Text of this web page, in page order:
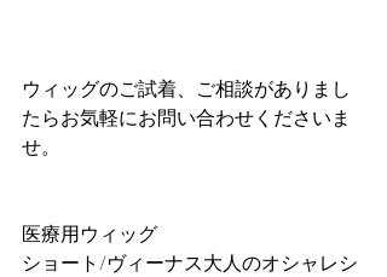
ウィッグのご試着、ご相談がありまし
たらお気軽にお問い合わせくださいま
せ。
医療用ウィッグ
ショート/ヴィーナス大人のオシャレシ